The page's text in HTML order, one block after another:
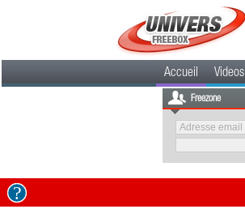
Accueil Videos
Freezone